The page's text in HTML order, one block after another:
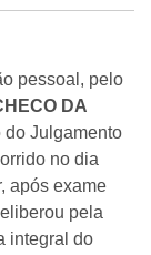
pessoal, pelo
DA
do Julgamento
no dia
após exame
pela
integral do